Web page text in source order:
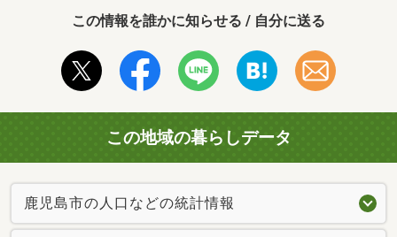
この情報を誰かに知らせる / 自分に送る
この地域の暮らしデータ
鹿児島市の人口などの統計情報